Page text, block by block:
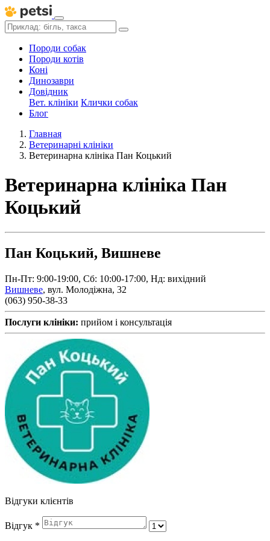
Породи собак
Породи котів
Коні
Динозаври
Довідник
Вет. клініки Клички собак
Блог
Главная
Ветеринарні клініки
Ветеринарна клініка Пан Коцький
Ветеринарна клініка Пан
Коцький
Пан Коцький, Вишневе
Пн-Пт: 9:00-19:00, Сб: 10:00-17:00, Нд: вихідний
Вишневе, вул. Молодіжна, 32
(063) 950-38-33
Послуги клініки: прийом і консультація
Відгуки клієнтів
Відгук *